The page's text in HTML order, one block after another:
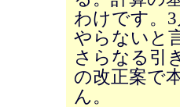
わけです。
やらないと
さらなる引
の改正案で
ん。